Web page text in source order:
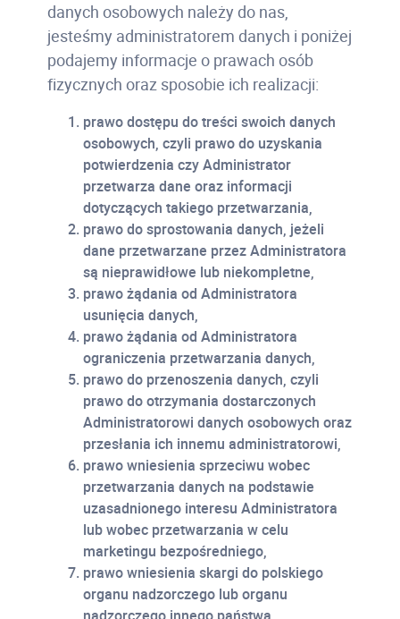
danych osobowych należy do nas,
jesteśmy administratorem danych i poniżej
podajemy informacje o prawach osób
fizycznych oraz sposobie ich realizacji:
prawo dostępu do treści swoich danych
osobowych, czyli prawo do uzyskania
potwierdzenia czy Administrator
przetwarza dane oraz informacji
dotyczących takiego przetwarzania,
prawo do sprostowania danych, jeżeli
dane przetwarzane przez Administratora
są nieprawidłowe lub niekompletne,
prawo żądania od Administratora
usunięcia danych,
prawo żądania od Administratora
ograniczenia przetwarzania danych,
prawo do przenoszenia danych, czyli
prawo do otrzymania dostarczonych
Administratorowi danych osobowych oraz
przesłania ich innemu administratorowi,
prawo wniesienia sprzeciwu wobec
przetwarzania danych na podstawie
uzasadnionego interesu Administratora
lub wobec przetwarzania w celu
marketingu bezpośredniego,
prawo wniesienia skargi do polskiego
organu nadzorczego lub organu